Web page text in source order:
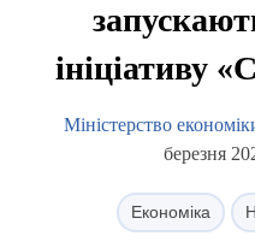
ініціативу
Міністерство
березня
Економіка